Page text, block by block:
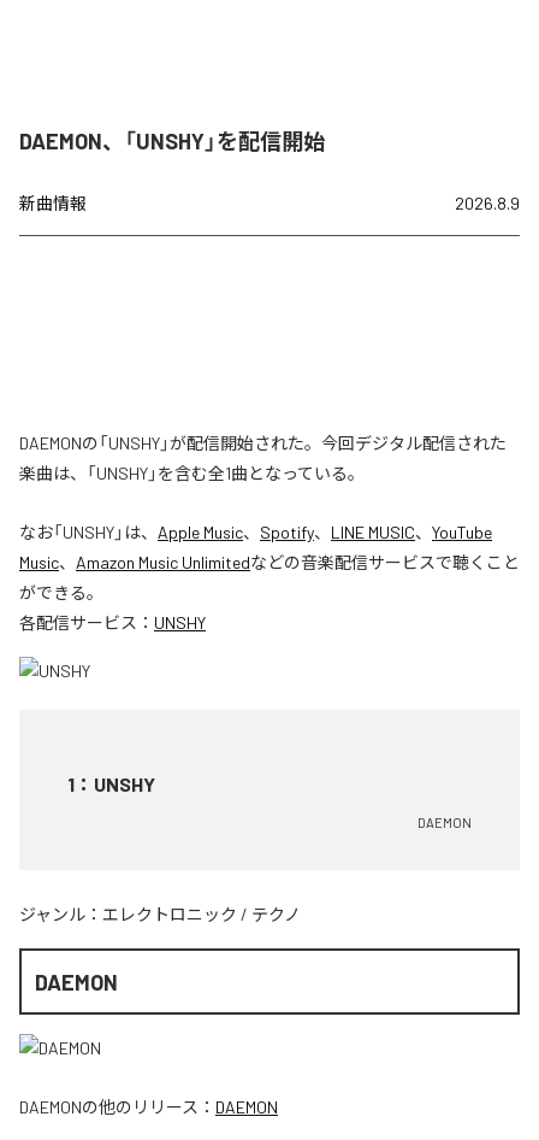
DAEMON、「UNSHY」を配信開始
新曲情報 2026.8.9
DAEMONの「UNSHY」が配信開始された。今回デジタル配信された
楽曲は、「UNSHY」を含む全1曲となっている。
なお「UNSHY」は、 Apple Music、 Spotify、 LINE MUSIC、 YouTube
Music、 Amazon Music Unlimitedなどの音楽配信サービスで聴くこと
ができる。
各配信サービス： UNSHY
1 ： UNSHY
DAEMON
ジャンル： エレクトロニック / テクノ
DAEMON
DAEMONの他のリリース： DAEMON